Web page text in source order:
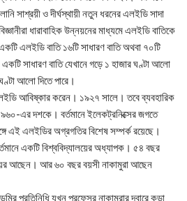
সাশ্রয়ী ও দীর্ঘস্থায়ী নতুন ধরনের এলইডি সাদা
ধারাবাহিক উন্নয়নের মাধ্যমে এলইডি বাতিকে
এলইডি বাতি ১৬টি সাধারণ বাতি অথবা ৭০টি
সাধারণ বাতি যেখানে গড়ে ১ হাজার ঘণ্টা আলো
আলো দিতে পারে।
আবিষ্কার করেন। ১৯২৭ সালে। তবে ব্যবহারিক
এর দশকে। বর্তমানে ইলেকট্রনিক্সের জগতে
এই এলইডির অগ্রগতির বিশেষ সম্পর্ক রয়েছে।
একটি বিশ্ববিদ্যালয়ের অধ্যাপক। ৫৪ বছর
আছেন। আর ৬০ বছর বয়সী নাকামুরা আছেন
প্রতিনিধি যখন প্রফেসর নাকামুরার দ্বারে কড়া